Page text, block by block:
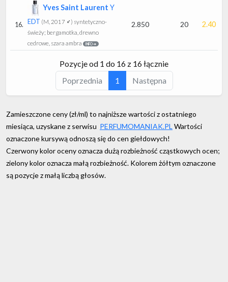
16.
Yves Saint Laurent Y
EDT (M, 2017 ♂) syntetyczno-
świeży; bergamotka, drewno
cedrowe, szara ambra
INFO ➔
2.850 20 2.40
Pozycje od 1 do 16 z 16 łącznie
Poprzednia
1 Następna
Zamieszczone ceny (zł/ml) to najniższe wartości z ostatniego
miesiąca, uzyskane z serwisu PERFUMOMANIAK.PL Wartości
oznaczone kursywą odnoszą się do cen giełdowych!
Czerwony kolor oceny oznacza dużą rozbieżność cząstkowych ocen;
zielony kolor oznacza małą rozbieżność. Kolorem żółtym oznaczone
są pozycje z małą liczbą głosów.